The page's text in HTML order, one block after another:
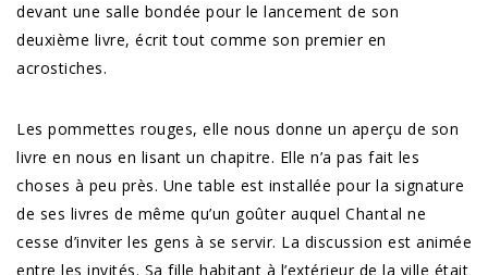
devant une salle bondée pour le lancement de son
deuxième livre, écrit tout comme son premier en
acrostiches.
Les pommettes rouges, elle nous donne un aperçu de son
livre en nous en lisant un chapitre. Elle n’a pas fait les
choses à peu près. Une table est installée pour la signature
de ses livres de même qu’un goûter auquel Chantal ne
cesse d’inviter les gens à se servir. La discussion est animée
entre les invités. Sa fille habitant à l’extérieur de la ville était